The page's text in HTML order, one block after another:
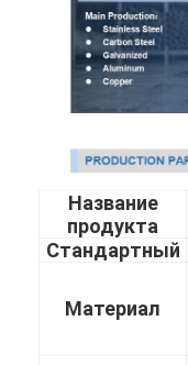
Название
продукта
Стандартный
Материал